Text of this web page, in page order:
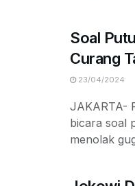
Soal
Curang
23/04/2024
JAKARTA-
bicara soal
menolak